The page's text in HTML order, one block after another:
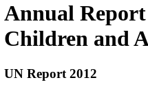
Annual
Children and
UN Report 2012